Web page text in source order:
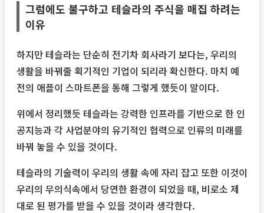
그럼에도 불구하고 테슬라의 주식을 매집 하려는
이유
하지만 테슬라는 단순히 전기차 회사라기 보다는, 우리의
생활을 바꿔줄 획기적인 기업이 되리라 확신한다. 마치 예
전의 애플이 스마트폰을 통해 그렇게 했듯이 말이다.
위에서 정리했듯 테슬라는 강력한 인프라를 기반으로 한 인
공지능과 각 사업분야의 유기적인 협력으로 인류의 미래를
바꿔 놓을 수 있을 것이다.
테슬라의 기술력이 우리의 생활 속에 자리 잡고 또한 이것이
우리의 무의식속에서 당연한 환경이 되었을 때, 비로소 제
대로 된 평가를 받을 수 있을 것이라 생각한다.